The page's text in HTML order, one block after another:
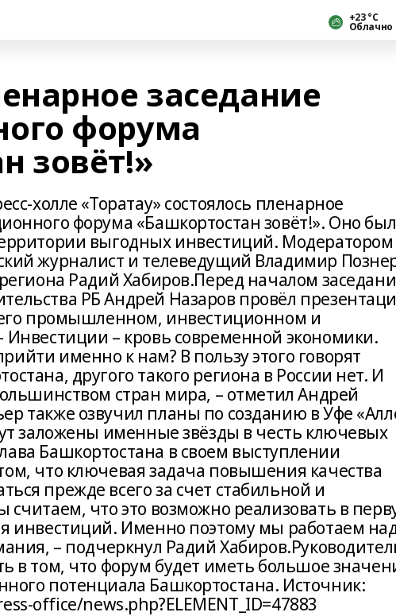
+23 °С
Облачно
заседание
форума
зовёт!»
холле «Торатау» состоялось пленарное
форума «Башкортостан зовёт!». Оно
выгодных инвестиций. Модератором
журналист и телеведущий Владимир
Радий Хабиров.Перед началом
РБ Андрей Назаров провёл
его промышленном, инвестиционном и
Инвестиции – кровь современной экономики.
именно к нам? В пользу этого говорят
другого такого региона в России нет. И
стран мира, – отметил Андрей
также озвучил планы по созданию в Уфе
заложены именные звёзды в честь ключевых
Башкортостана в своем выступлении
что ключевая задача повышения качества
прежде всего за счет стабильной и
что это возможно реализовать в
инвестиций. Именно поэтому мы работаем
– подчеркнул Радий
в том, что форум будет иметь большое
потенциала Башкортостана. Источник:
office/news.php?ELEMENT_ID=47883